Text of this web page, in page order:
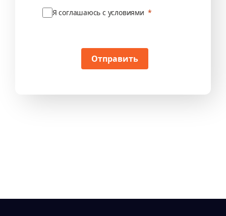
Я соглашаюсь с условиями
Отправить